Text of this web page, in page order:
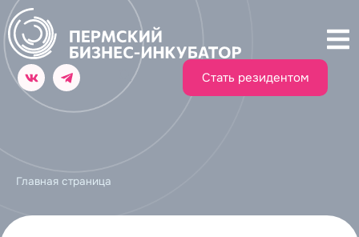
Стать резидентом
Главная страница